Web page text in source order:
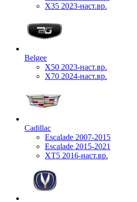
X35 2023-наст.вр.
Belgee
X50 2023-наст.вр.
X70 2024-наст.вр.
Cadillac
Escalade 2007-2015
Escalade 2015-2021
XT5 2016-наст.вр.